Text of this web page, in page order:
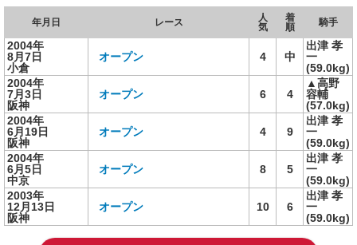
年月日 レース
人
気
着
順
騎手
2004年
8月7日
小倉
オープン 4 中
出津 孝
一
(59.0kg)
2004年
7月3日
阪神
オープン 6 4
▲高野
容輔
(57.0kg)
2004年
6月19日
阪神
オープン 4 9
出津 孝
一
(59.0kg)
2004年
6月5日
中京
オープン 8 5
出津 孝
一
(59.0kg)
2003年
12月13日
阪神
オープン 10 6
出津 孝
一
(59.0kg)